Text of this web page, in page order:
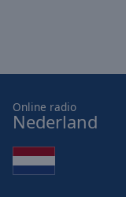
Online radio
Nederland